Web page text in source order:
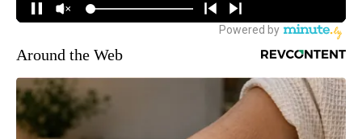
Around the Web